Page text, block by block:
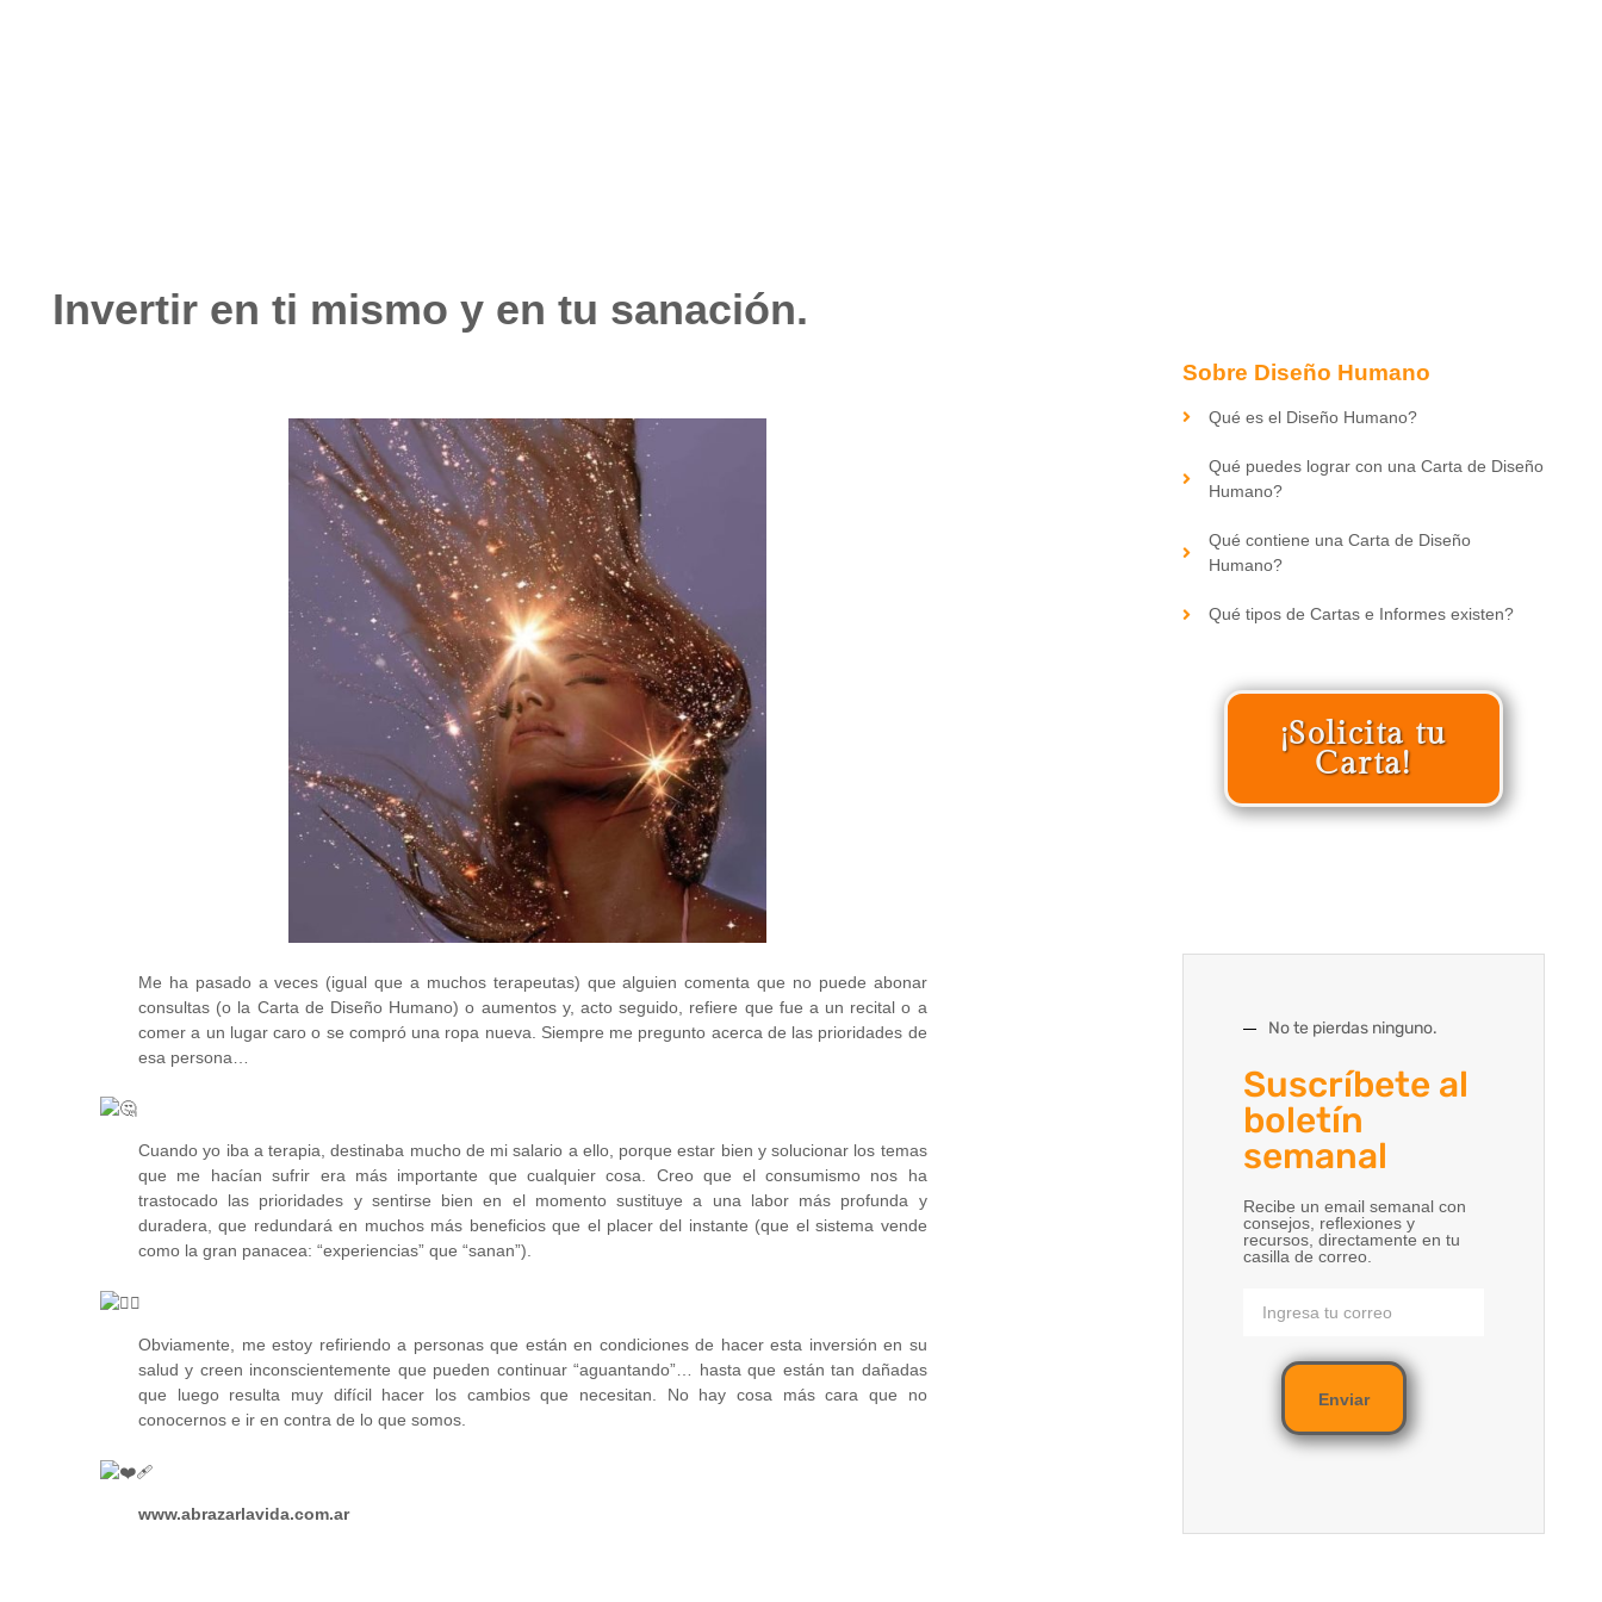
Invertir en ti mismo y en tu sanación.
Me ha pasado a veces (igual que a muchos terapeutas) que alguien comenta que no puede abonar
consultas (o la Carta de Diseño Humano) o aumentos y, acto seguido, refiere que fue a un recital o a
comer a un lugar caro o se compró una ropa nueva. Siempre me pregunto acerca de las prioridades de
esa persona…
Cuando yo iba a terapia, destinaba mucho de mi salario a ello, porque estar bien y solucionar los temas
que me hacían sufrir era más importante que cualquier cosa. Creo que el consumismo nos ha
trastocado las prioridades y sentirse bien en el momento sustituye a una labor más profunda y
duradera, que redundará en muchos más beneficios que el placer del instante (que el sistema vende
como la gran panacea: “experiencias” que “sanan”).
Obviamente, me estoy refiriendo a personas que están en condiciones de hacer esta inversión en su
salud y creen inconscientemente que pueden continuar “aguantando”… hasta que están tan dañadas
que luego resulta muy difícil hacer los cambios que necesitan. No hay cosa más cara que no
conocernos e ir en contra de lo que somos.
www.abrazarlavida.com.ar
Sobre Diseño Humano
Qué es el Diseño Humano?
Qué puedes lograr con una Carta de Diseño
Humano?
Qué contiene una Carta de Diseño
Humano?
Qué tipos de Cartas e Informes existen?
¡Solicita tu
Carta!
No te pierdas ninguno.
Suscríbete al
boletín
semanal
Recibe un email semanal con
consejos, reflexiones y
recursos, directamente en tu
casilla de correo.
Enviar